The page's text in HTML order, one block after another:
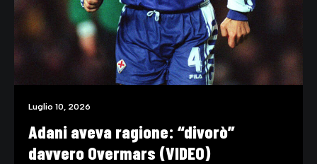
Luglio 10, 2026
Adani aveva ragione: “divorò”
davvero Overmars (VIDEO)